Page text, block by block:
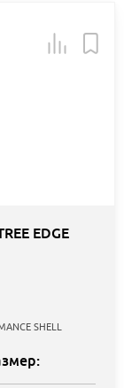
EDGE
SHELL